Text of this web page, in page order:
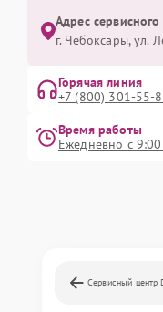
Адрес
г. Чебоксары, ул.
Горячая линия
+7 (800) 301-55-
Время работы
Ежедневно с
Сервисный центр